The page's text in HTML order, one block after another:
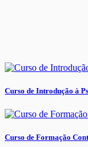
Curso de Introdução à
Curso de Formação